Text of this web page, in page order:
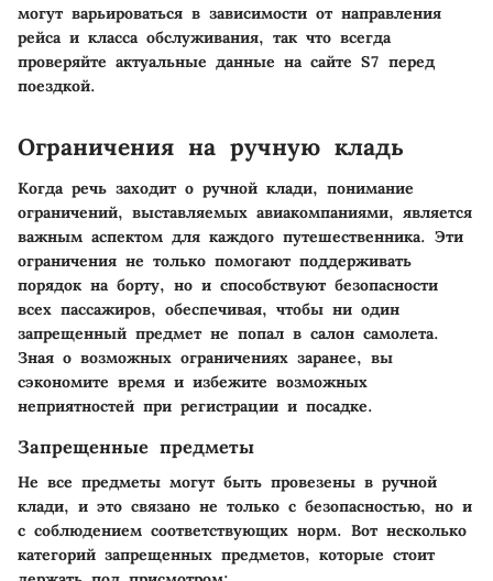
могут варьироваться в зависимости от направления
рейса и класса обслуживания, так что всегда
проверяйте актуальные данные на сайте S7 перед
поездкой.
Ограничения на ручную кладь
Когда речь заходит о ручной клади, понимание
ограничений, выставляемых авиакомпаниями, является
важным аспектом для каждого путешественника. Эти
ограничения не только помогают поддерживать
порядок на борту, но и способствуют безопасности
всех пассажиров, обеспечивая, чтобы ни один
запрещенный предмет не попал в салон самолета.
Зная о возможных ограничениях заранее, вы
сэкономите время и избежите возможных
неприятностей при регистрации и посадке.
Запрещенные предметы
Не все предметы могут быть провезены в ручной
клади, и это связано не только с безопасностью, но и
с соблюдением соответствующих норм. Вот несколько
категорий запрещенных предметов, которые стоит